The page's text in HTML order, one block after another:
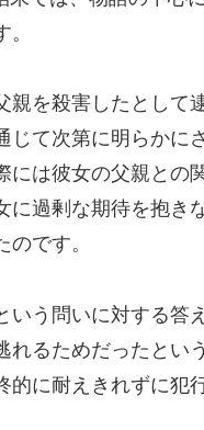
親を殺害したとして
じて次第に明らか
には彼女の父親との
に過剰な期待を抱き
です。
いう問いに対する答
れるためだったとい
に耐えきれずに犯